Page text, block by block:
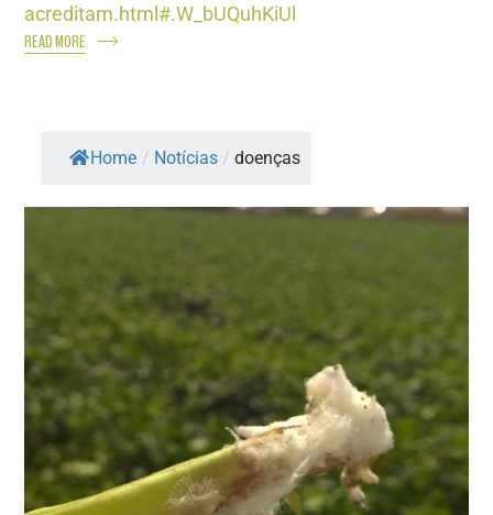
acreditam.html#.W_bUQuhKiUl
READ MORE
Home / Notícias / doenças